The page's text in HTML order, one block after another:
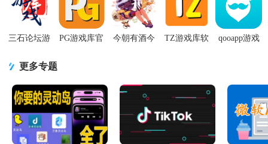
手)app手机
下载1.0手机
版
三石论坛游
官方版
PG游戏库官
今朝有酒今
TZ游戏库软
qooapp游戏
更多专题